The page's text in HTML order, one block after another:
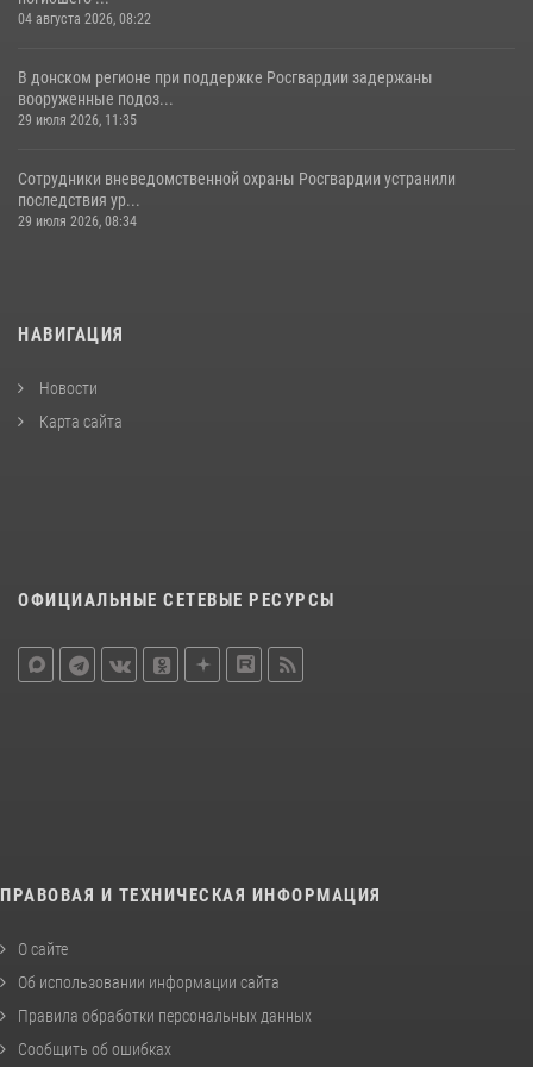
04 августа 2026, 08:22
В донском регионе при поддержке Росгвардии задержаны
вооруженные подоз...
29 июля 2026, 11:35
Сотрудники вневедомственной охраны Росгвардии устранили
последствия ур...
29 июля 2026, 08:34
НАВИГАЦИЯ
Новости
Карта сайта
ОФИЦИАЛЬНЫЕ СЕТЕВЫЕ РЕСУРСЫ
ПРАВОВАЯ И ТЕХНИЧЕСКАЯ ИНФОРМАЦИЯ
О сайте
Об использовании информации сайта
Правила обработки персональных данных
Сообщить об ошибках